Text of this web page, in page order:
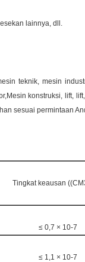
lainnya, dll.
teknik, mesin
konstruksi, lift,
sesuai permintaan
Tingkat keausan
≤ 0,7 × 10-7
≤ 1,1 × 10-7